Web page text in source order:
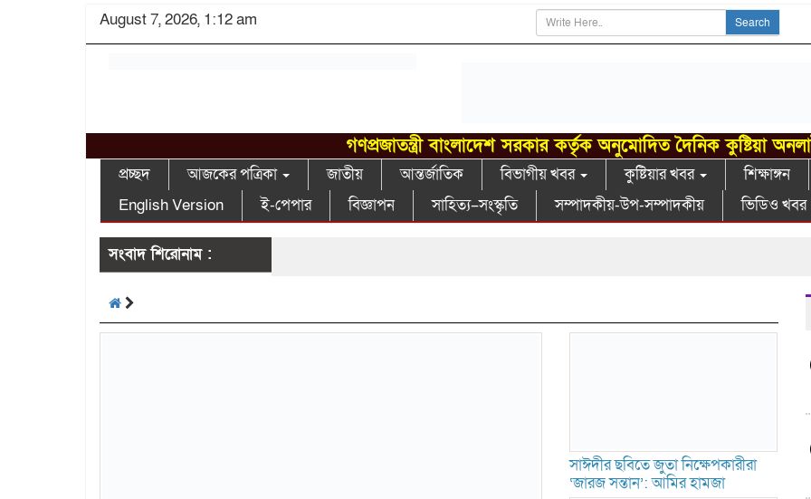
August 7, 2026, 1:12 am Search
গণপ্রজাতন্ত্রী বাংলাদেশ সরকার কর্তৃক অনুমোদিত দৈনিক কুষ্টিয়া
প্রচ্ছদ আজকের পত্রিকা জাতীয় আন্তর্জাতিক বিভাগীয় খবর কুষ্টিয়ার খবর শিক্ষাঙ্গন
English Version
ই-পেপার বিজ্ঞাপন সাহিত্য–সংস্কৃতি সম্পাদকীয়-উপ-সম্পাদকীয় ভিডিও খবর
সংবাদ শিরোনাম :
সাঈদীর ছবিতে জুতা নিক্ষেপকারীরা
‘জারজ সন্তান’: আমির হামজা